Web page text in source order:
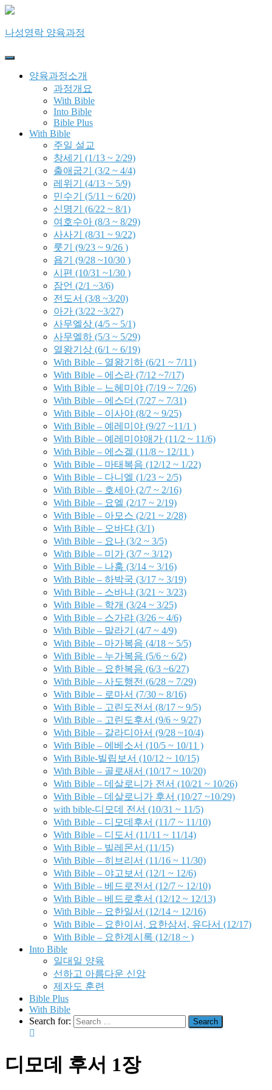
나성영락 양육과정
Toggle
Navigation양육과정소개
과정개요
With Bible
Into Bible
Bible Plus
With Bible
주일 설교
창세기 (1/13 ~ 2/29)
출애굽기 (3/2 ~ 4/4)
레위기 (4/13 ~ 5/9)
민수기 (5/11 ~ 6/20)
신명기 (6/22 ~ 8/1)
여호수아 (8/3 ~ 8/29)
사사기 (8/31 ~ 9/22)
룻기 (9/23 ~ 9/26 )
욥기 (9/28 ~10/30 )
시편 (10/31 ~1/30 )
잠언 (2/1 ~3/6)
전도서 (3/8 ~3/20)
아가 (3/22 ~3/27)
사무엘상 (4/5 ~ 5/1)
사무엘하 (5/3 ~ 5/29)
열왕기상 (6/1 ~ 6/19)
With Bible – 열왕기하 (6/21 ~ 7/11)
With Bible – 에스라 (7/12 ~7/17)
With Bible – 느헤미야 (7/19 ~ 7/26)
With Bible – 에스더 (7/27 ~ 7/31)
With Bible – 이사야 (8/2 ~ 9/25)
With Bible – 예레미야 (9/27 ~11/1 )
With Bible – 예레미야애가 (11/2 ~ 11/6)
With Bible – 에스겔 (11/8 ~ 12/11 )
With Bible – 마태복음 (12/12 ~ 1/22)
With Bible – 다니엘 (1/23 ~ 2/5)
With Bible – 호세아 (2/7 ~ 2/16)
With Bible – 요엘 (2/17 ~ 2/19)
With Bible – 아모스 (2/21 ~ 2/28)
With Bible – 오바댜 (3/1)
With Bible – 요나 (3/2 ~ 3/5)
With Bible – 미가 (3/7 ~ 3/12)
With Bible – 나훔 (3/14 ~ 3/16)
With Bible – 하박국 (3/17 ~ 3/19)
With Bible – 스바냐 (3/21 ~ 3/23)
With Bible – 학개 (3/24 ~ 3/25)
With Bible – 스가랴 (3/26 ~ 4/6)
With Bible – 말라기 (4/7 ~ 4/9)
With Bible – 마가복음 (4/18 ~ 5/5)
With Bible – 누가복음 (5/6 ~ 6/2)
With Bible – 요한복음 (6/3 ~6/27)
With Bible – 사도행전 (6/28 ~ 7/29)
With Bible – 로마서 (7/30 ~ 8/16)
With Bible – 고린도전서 (8/17 ~ 9/5)
With Bible – 고린도후서 (9/6 ~ 9/27)
With Bible – 갈라디아서 (9/28 ~10/4)
With Bible – 에베소서 (10/5 ~ 10/11 )
With Bible-빌립보서 (10/12 ~ 10/15)
With Bible – 골로새서 (10/17 ~ 10/20)
With Bible – 데살로니가 전서 (10/21 ~ 10/26)
With Bible – 데살로니가 후서 (10/27 ~10/29)
with bible-디모데 전서 (10/31 ~ 11/5)
With Bible – 디모데후서 (11/7 ~ 11/10)
With Bible – 디도서 (11/11 ~ 11/14)
With Bible – 빌레몬서 (11/15)
With Bible – 히브리서 (11/16 ~ 11/30)
With Bible – 야고보서 (12/1 ~ 12/6)
With Bible – 베드로전서 (12/7 ~ 12/10)
With Bible – 베드로후서 (12/12 ~ 12/13)
With Bible – 요한일서 (12/14 ~ 12/16)
With Bible – 요한이서, 요한삼서, 유다서 (12/17)
With Bible – 요한계시록 (12/18 ~ )
Into Bible
일대일 양육
선하고 아름다운 신앙
제자도 훈련
Bible Plus
With Bible
Search for:
디모데 후서 1장